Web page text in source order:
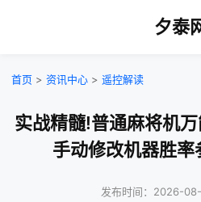
夕泰
首页 > 资讯中心 > 遥控解读
实战精髓!普通麻将机
手动修改机器胜
发布时间：2026-